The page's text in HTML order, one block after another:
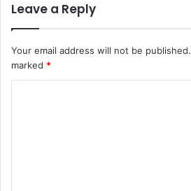
Leave a Reply
Your email address will not be published.
marked *